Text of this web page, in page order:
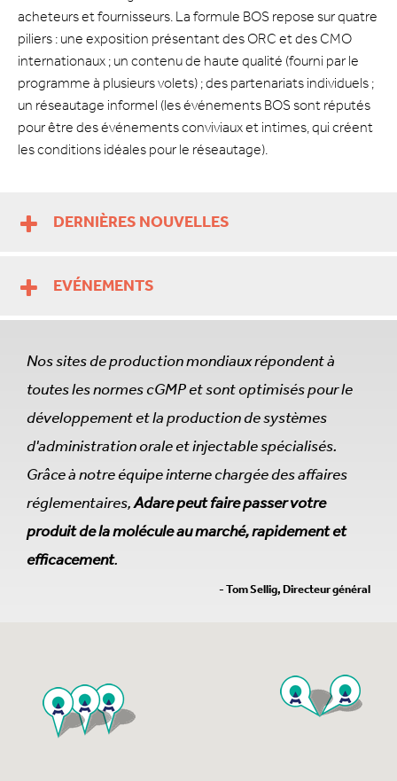
acheteurs et fournisseurs. La formule BOS repose sur quatre
piliers : une exposition présentant des ORC et des CMO
internationaux ; un contenu de haute qualité (fourni par le
programme à plusieurs volets) ; des partenariats individuels ;
un réseautage informel (les événements BOS sont réputés
pour être des événements conviviaux et intimes, qui créent
les conditions idéales pour le réseautage).
DERNIÈRES NOUVELLES
EVÉNEMENTS
Nos sites de production mondiaux répondent à
toutes les normes cGMP et sont optimisés pour le
développement et la production de systèmes
d'administration orale et injectable spécialisés.
Grâce à notre équipe interne chargée des affaires
réglementaires,Adare peut faire passer votre
produit de la molécule au marché, rapidement et
efficacement.
- Tom Sellig, Directeur général